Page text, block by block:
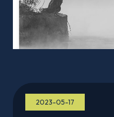
2023-05-17